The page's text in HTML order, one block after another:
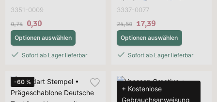
3351-0009
0,74 0,30
Optionen auswählen
Sofort ab Lager lieferbar
3337-0077
24,50 17,39
Optionen auswählen
Sofort ab Lager lieferbar
-60 %
+ Kostenlose
Gebrauchsanweisung